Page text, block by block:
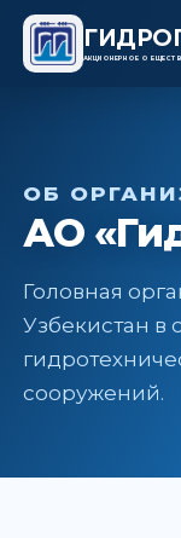
АКЦИОНЕРНОЕ
ОБ
АО
Головная
Узбекистан в
сооружений.